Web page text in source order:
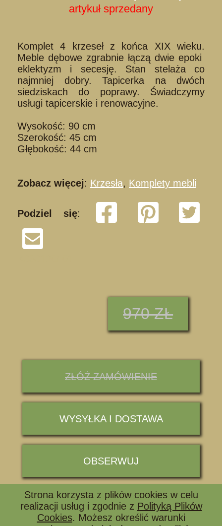
artykuł sprzedany
Komplet 4 krzeseł z końca XIX wieku.
Meble dębowe zgrabnie łączą dwie epoki
eklektyzm i secesję. Stan stelaża co
najmniej dobry. Tapicerka na dwóch
siedziskach do poprawy. Świadczymy
usługi tapicerskie i renowacyjne.
Wysokość: 90 cm
Szerokość: 45 cm
Głębokość: 44 cm
Zobacz więcej: Krzesła, Komplety mebli
Podziel się:
970 ZŁ
ZŁÓŻ ZAMÓWIENIE
WYSYŁKA I DOSTAWA
OBSERWUJ
📞 ZADZWOŃ I ZAPYTAJ
Strona korzysta z plików cookies w celu
realizacji usług i zgodnie z Polityką Plików
Cookies. Możesz określić warunki